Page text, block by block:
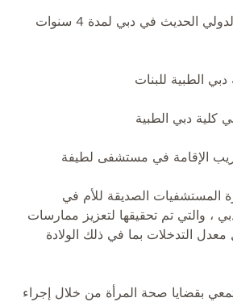
عمل في المستشفى الدولي الحديث في دبي لمدة 4 سنوات
الطبية للبنات
كلية دبي الطبية
الإقامة في مستشفى لطيفة
المستشفيات الصديقة للأم في
والتي تم تحقيقها لتعزيز ممارسات
معدل التدخلات بما في ذلك الولادة
بقضايا صحة المرأة من خلال إجراء